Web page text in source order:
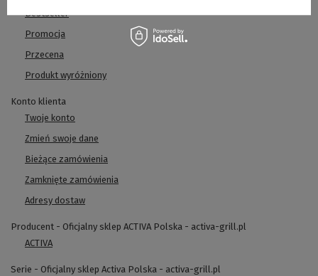
Bestseller
Promocja
Przecena
Produkt wyróżniony
Konto klienta
Twoje konto
Zmień swoje dane
Bieżące zamówienia
Zamknięte zamówienia
Adresy dostaw
Producent - Oficjalny sklep ACTIVA Polska - activa-grill.pl
ACTIVA
Serie - Oficjalny sklep Activa Polska - activa-grill.pl